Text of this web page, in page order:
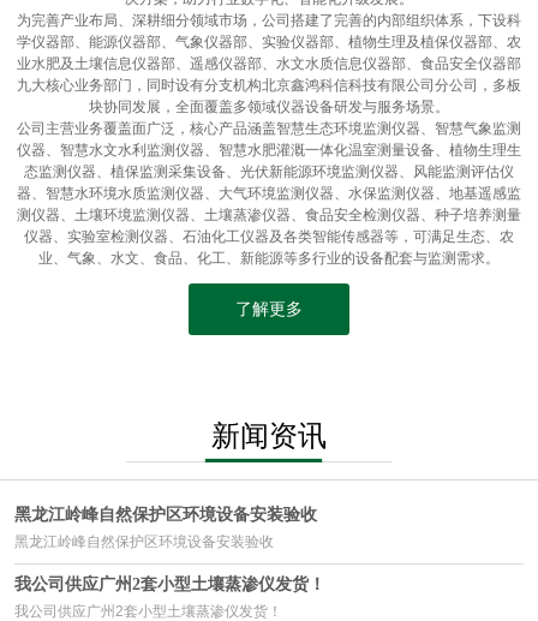
为完善产业布局、深耕细分领域市场，公司搭建了完善的内部组织体系，下设科
学仪器部、能源仪器部、气象仪器部、实验仪器部、植物生理及植保仪器部、农
业水肥及土壤信息仪器部、遥感仪器部、水文水质信息仪器部、食品安全仪器部
九大核心业务部门，同时设有分支机构北京鑫鸿科信科技有限公司分公司，多板
块协同发展，全面覆盖多领域仪器设备研发与服务场景。
公司主营业务覆盖面广泛，核心产品涵盖智慧生态环境监测仪器、智慧气象监测
仪器、智慧水文水利监测仪器、智慧水肥灌溉一体化温室测量设备、植物生理生
态监测仪器、植保监测采集设备、光伏新能源环境监测仪器、风能监测评估仪
器、智慧水环境水质监测仪器、大气环境监测仪器、水保监测仪器、地基遥感监
测仪器、土壤环境监测仪器、土壤蒸渗仪器、食品安全检测仪器、种子培养测量
仪器、实验室检测仪器、石油化工仪器及各类智能传感器等，可满足生态、农
业、气象、水文、食品、化工、新能源等多行业的设备配套与监测需求。
了解更多
新闻资讯
黑龙江岭峰自然保护区环境设备安装验收
黑龙江岭峰自然保护区环境设备安装验收
我公司供应广州2套小型土壤蒸渗仪发货！
我公司供应广州2套小型土壤蒸渗仪发货！